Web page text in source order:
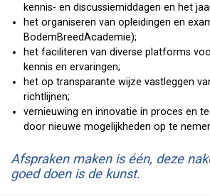
kennis- en discussiemiddagen en het
het organiseren van opleidingen en
BodemBreedAcademie);
het faciliteren van diverse platforms
kennis en ervaringen;
het op transparante wijze vastleggen
richtlijnen;
vernieuwing en innovatie in proces en
door nieuwe mogelijkheden op te
Afspraken maken is één, deze
goed doen is de kunst.